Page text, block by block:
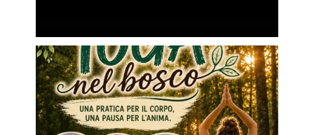
A grande richiesta venerdì 7 agosto torna la...
6 0